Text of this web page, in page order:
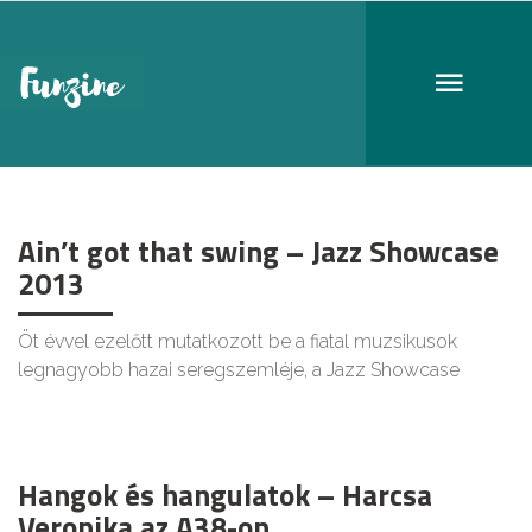
Ain’t got that swing – Jazz Showcase
2013
Öt évvel ezelőtt mutatkozott be a fiatal muzsikusok
legnagyobb hazai seregszemléje, a Jazz Showcase
Hangok és hangulatok – Harcsa